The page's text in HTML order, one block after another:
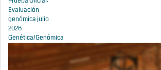
Evaluación
genómica julio
2026
Genética/Genómica